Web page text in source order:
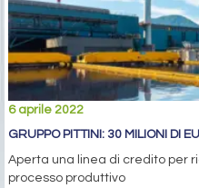
6 aprile 2022
GRUPPO PITTINI: 30 MILIONI DI
Aperta una linea di credito per
processo produttivo